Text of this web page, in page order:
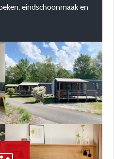
eindschoonmaak en